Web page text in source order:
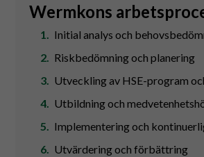
Wermkons
Initial analys och
Riskbedömning och planering
Utveckling av HSE-program
Utbildning och
Implementering och
Utvärdering och förbättring